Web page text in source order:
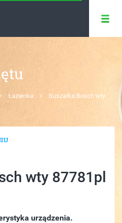
Łazienka
Suszarka Bosch wty
wty 87781pl
urządzenia.